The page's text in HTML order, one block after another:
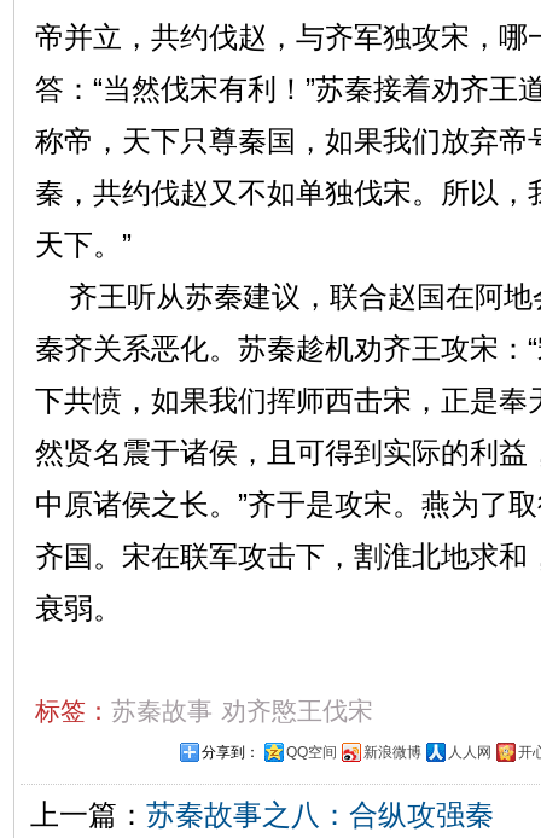
帝并立，共约伐赵，与齐军独攻宋，哪
答：“当然伐宋有利！”苏秦接着劝齐王
称帝，天下只尊秦国，如果我们放弃帝
秦，共约伐赵又不如单独伐宋。所以，
天下。”
齐王听从苏秦建议，联合赵国在阿地
秦齐关系恶化。苏秦趁机劝齐王攻宋：
下共愤，如果我们挥师西击宋，正是奉
然贤名震于诸侯，且可得到实际的利益
中原诸侯之长。”齐于是攻宋。燕为了
齐国。宋在联军攻击下，割淮北地求和
衰弱。
标签： 苏秦故事 劝齐愍王伐宋
分享到： QQ空间 新浪微博 人人网 开
上一篇： 苏秦故事之八：合纵攻强秦